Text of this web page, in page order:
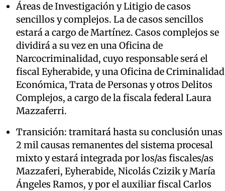
Áreas de Investigación y Litigio de casos
sencillos y complejos. La de casos sencillos
estará a cargo de Martínez. Casos complejos se
dividirá a su vez en una Oficina de
Narcocriminalidad, cuyo responsable será el
fiscal Eyherabide, y una Oficina de Criminalidad
Económica, Trata de Personas y otros Delitos
Complejos, a cargo de la fiscala federal Laura
Mazzaferri.
Transición: tramitará hasta su conclusión unas
2 mil causas remanentes del sistema procesal
mixto y estará integrada por los/as fiscales/as
Mazzaferi, Eyherabide, Nicolás Czizik y María
Ángeles Ramos, y por el auxiliar fiscal Carlos